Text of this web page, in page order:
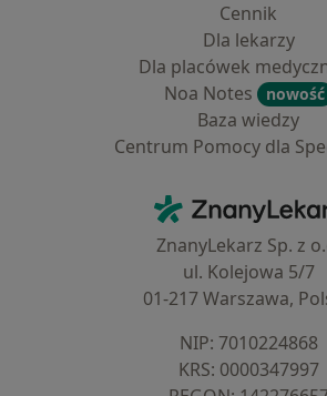
Cennik
Dla lekarzy
Dla placówek
Noa Notes
nowość
Baza wiedzy
Centrum Pomocy dla
ZnanyLekarz Sp. z
ul. Kolejowa 5/7
01-217 Warszawa,
NIP: ⁠7010224868
KRS: ⁠0000347997